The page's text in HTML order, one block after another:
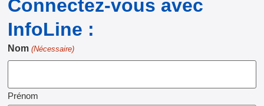
Connectez-vous avec
InfoLine :
Nom (Nécessaire)
Prénom